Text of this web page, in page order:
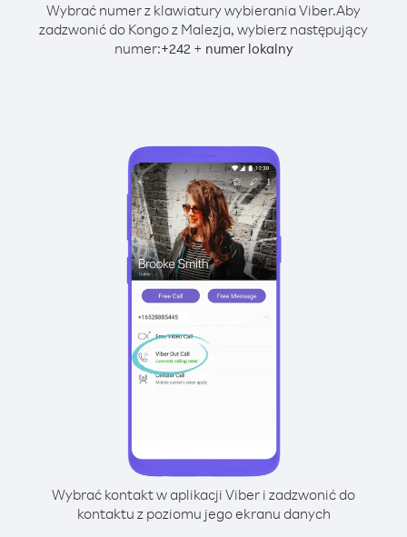
Wybrać numer z klawiatury wybierania Viber.Aby
zadzwonić do Kongo z Malezja, wybierz następujący
numer:+242+ numer lokalny
Wybrać kontakt w aplikacji Viber i zadzwonić do
kontaktu z poziomu jego ekranu danych